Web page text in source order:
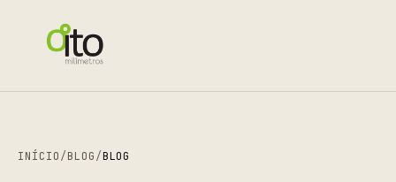
INÍCIO/BLOG/BLOG